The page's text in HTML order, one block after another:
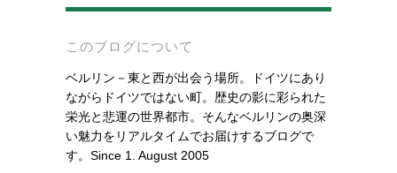
このブログについて
ベルリン－東と西が出会う場所。ドイツにあり
ながらドイツではない町。歴史の影に彩られた
栄光と悲運の世界都市。そんなベルリンの奥深
い魅力をリアルタイムでお届けするブログで
す。Since 1. August 2005